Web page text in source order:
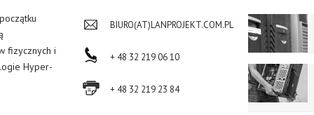
fizycznych i
Hyper-
BIURO(AT)LANPROJEKT.COM.PL
+ 48 32 219 06 10
+ 48 32 219 23 84